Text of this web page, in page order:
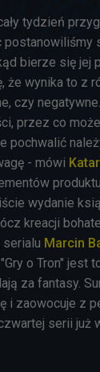
tydzień
bierze się jej
że wynika to z
czy
przez co
pochwalić
- mówi
wydanie
kreacji
serialu Marcin
o Tron" jest
za fantasy.
i zaowocuje z
serii już